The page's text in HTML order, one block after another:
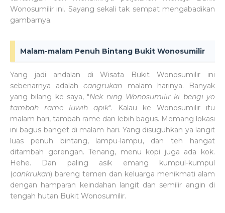
Wonosumilir ini. Sayang sekali tak sempat mengabadikan
gambarnya.
Malam-malam Penuh Bintang Bukit Wonosumilir
Yang jadi andalan di Wisata Bukit Wonosumilir ini
sebenarnya adalahcangrukan malam harinya. Banyak
yang bilang ke saya, "Nek ning Wonosumilir ki bengi yo
tambah rame luwih apik". Kalau ke Wonosumilir itu
malam hari, tambah rame dan lebih bagus. Memang lokasi
ini bagus banget di malam hari. Yang disuguhkan ya langit
luas penuh bintang, lampu-lampu, dan teh hangat
ditambah gorengan. Tenang, menu kopi juga ada kok.
Hehe. Dan paling asik emang kumpul-kumpul
(cankrukan) bareng temen dan keluarga menikmati alam
dengan hamparan keindahan langit dan semilir angin di
tengah hutan Bukit Wonosumilir.